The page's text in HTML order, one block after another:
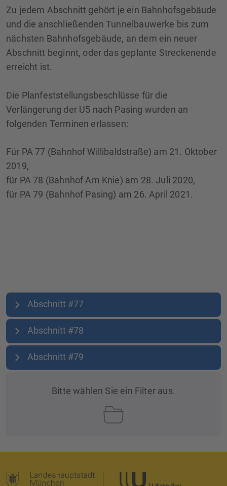
Zu jedem Abschnitt gehört je ein Bahnhofsgebäude
und die anschließenden Tunnelbauwerke bis zum
nächsten Bahnhofsgebäude, an dem ein neuer
Abschnitt beginnt, oder das geplante Streckenende
erreicht ist.
Die Planfeststellungsbeschlüsse für die
Verlängerung der U5 nach Pasing wurden an
folgenden Terminen erlassen:
Für PA 77 (Bahnhof Willibaldstraße) am 21. Oktober
2019,
für PA 78 (Bahnhof Am Knie) am 28. Juli 2020,
für PA 79 (Bahnhof Pasing) am 26. April 2021.
Abschnitt #77
Abschnitt #78
Abschnitt #79
Bitte wählen Sie ein Filter aus.